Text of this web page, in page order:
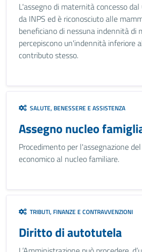
L'assegno di maternità concesso
da INPS ed è riconosciuto alle
beneficiano di nessuna indennità di
percepiscono un'indennità inferiore
contributo stesso.
SALUTE, BENESSERE E ASSISTENZA
Assegno nucleo
Procedimento per l'assegnazione
economico al nucleo familiare.
TRIBUTI, FINANZE E CONTRAVVENZIONI
Diritto di autotutela